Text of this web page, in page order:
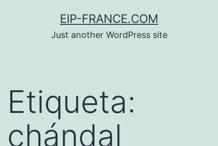
EIP-FRANCE.COM
Just another WordPress site
Etiqueta:
chándal